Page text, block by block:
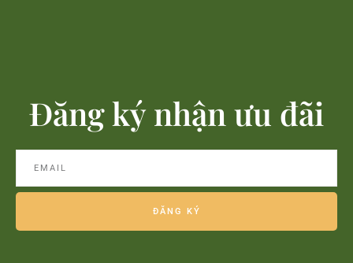
Đăng ký nhận ưu đãi
ĐĂNG KÝ